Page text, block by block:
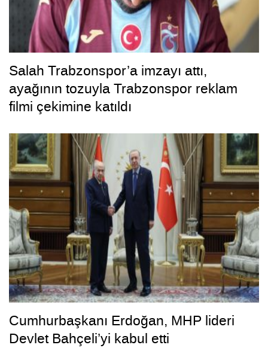
Salah Trabzonspor’a imzayı attı,
ayağının tozuyla Trabzonspor reklam
filmi çekimine katıldı
Cumhurbaşkanı Erdoğan, MHP lideri
Devlet Bahçeli’yi kabul etti